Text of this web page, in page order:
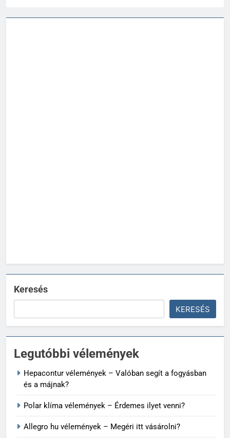
Keresés
KERESÉS
Legutóbbi vélemények
Hepacontur vélemények – Valóban segít a fogyásban
és a májnak?
Polar klíma vélemények – Érdemes ilyet venni?
Allegro hu vélemények – Megéri itt vásárolni?